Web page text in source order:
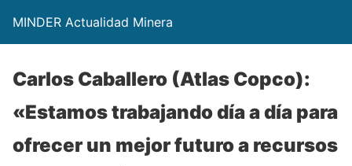
MINDER Actualidad Minera
Carlos Caballero (Atlas Copco):
«Estamos trabajando día a día para
ofrecer un mejor futuro a recursos